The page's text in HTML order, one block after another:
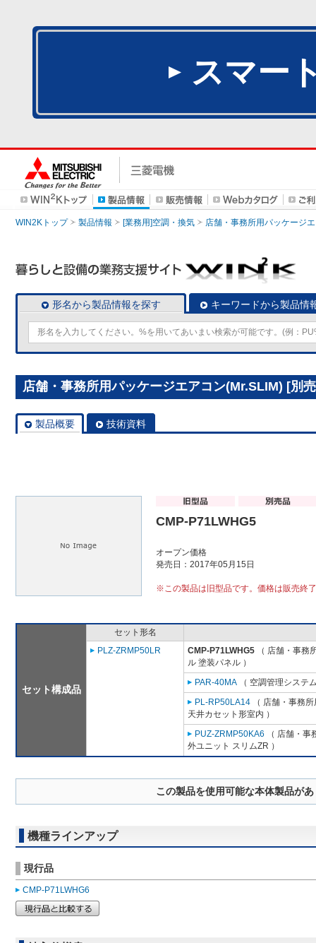
スマー
WIN2Kトップ 製品情報 [業務用]空調・換気 店舗・事務所用パッケージ
形名から製品情報を探す キーワードから製品情
店舗・事務所用パッケージエアコン(Mr.SLIM) [別
製品概要 技術資料
CMP-P71LWHG5
オープン価格
発売日：2017年05月15日
※この製品は旧型品です。価格は販売終
セット構成品
セット形名
PLZ-ZRMP50LR
CMP-P71LWHG5 （ 店舗・事務
ル 塗装パネル ）
PAR-40MA （ 空調管理システ
PL-RP50LA14 （ 店舗・事務
天井カセット形室内 ）
PUZ-ZRMP50KA6 （ 店舗・事
外ユニット スリムZR ）
この製品を使用可能な本体製品が
機種ラインアップ
現行品
CMP-P71LWHG6